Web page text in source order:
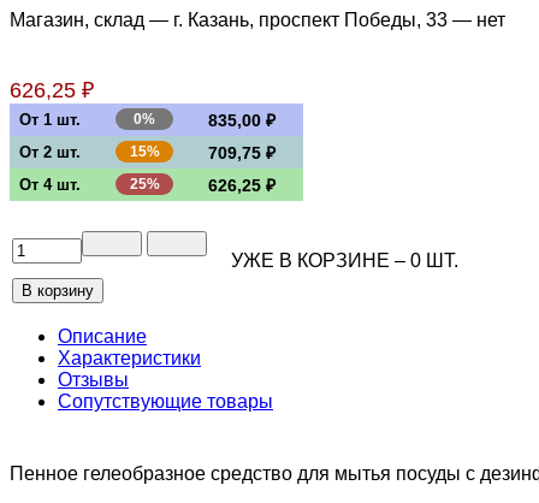
Магазин, склад — г. Казань, проспект Победы, 33 — нет
626,25 ₽
От 1 шт. 0% 835,00 ₽
От 2 шт. 15% 709,75 ₽
От 4 шт. 25% 626,25 ₽
УЖЕ В КОРЗИНЕ – 0 ШТ.
Описание
Характеристики
Отзывы
Сопутствующие товары
Пенное гелеобразное средство для мытья посуды с